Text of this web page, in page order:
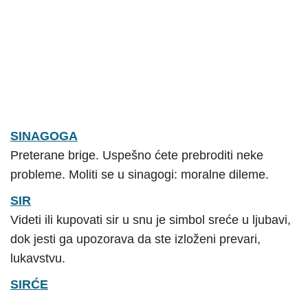
SINAGOGA
Preterane brige. Uspešno ćete prebroditi neke
probleme. Moliti se u sinagogi: moralne dileme.
SIR
Videti ili kupovati sir u snu je simbol sreće u ljubavi,
dok jesti ga upozorava da ste izloženi prevari,
lukavstvu.
SIRĆE